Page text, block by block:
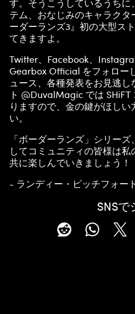
バシ
ーポ
リシ
ー
と
Goog
leサ
ーバ
ーへ
転送
に同
意し
のと
す。そうこうしているうち
テム、おなじみのキャラク
ーダーランズ3』初の大型ス
てきますよ。
Twitter、Facebook、
Gearbox Official をフォロー
ュース、各種発表をお見逃
ト @DuvalMagic では
りますので、金の鍵がほし
い。
「ボーダーランズ」シリー
してコミュニティの皆様は
共に楽しんでいきましょう！
- ランディー・ピッチフォー
SNSで